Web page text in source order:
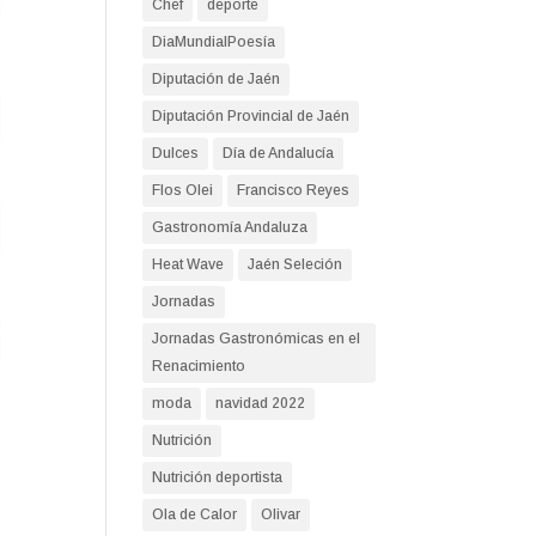
Chef deporte
DiaMundialPoesía
Diputación de Jaén
Diputación Provincial de Jaén
Dulces Día de Andalucía
Flos Olei Francisco Reyes
Gastronomía Andaluza
Heat Wave Jaén Seleción
Jornadas
Jornadas Gastronómicas en el
Renacimiento
moda navidad 2022
Nutrición
Nutrición deportista
Ola de Calor Olivar